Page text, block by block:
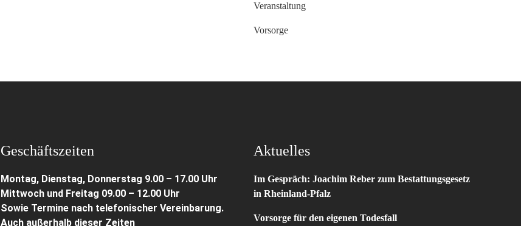
Veranstaltung
Vorsorge
Geschäftszeiten
Montag, Dienstag, Donnerstag 9.00 – 17.00 Uhr
Mittwoch und Freitag 09.00 – 12.00 Uhr
Sowie Termine nach telefonischer Vereinbarung.
Auch außerhalb dieser Zeiten
Aktuelles
Im Gespräch: Joachim Reber zum Bestattungsgesetz
in Rheinland-Pfalz
Vorsorge für den eigenen Todesfall